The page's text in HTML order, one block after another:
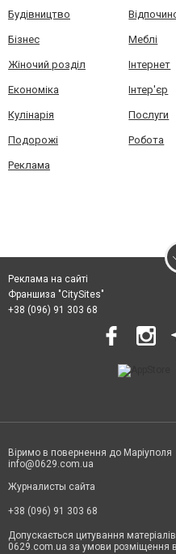
Будівництво
Бізнес Меблі
Жіночий розділ Інтернет
Економіка Інтер'єр
Кулінарія Послуги
Подорожі Робота
Реклама
Реклама на сайті
Франшиза "CitySites"
+38 (096) 91 303 68
Віримо в повернення до Маріуполя
info@0629.com.ua
Журналисты сайта
+38 (096) 91 303 68
Допускається цитування
0629.com.ua за умови розміщення